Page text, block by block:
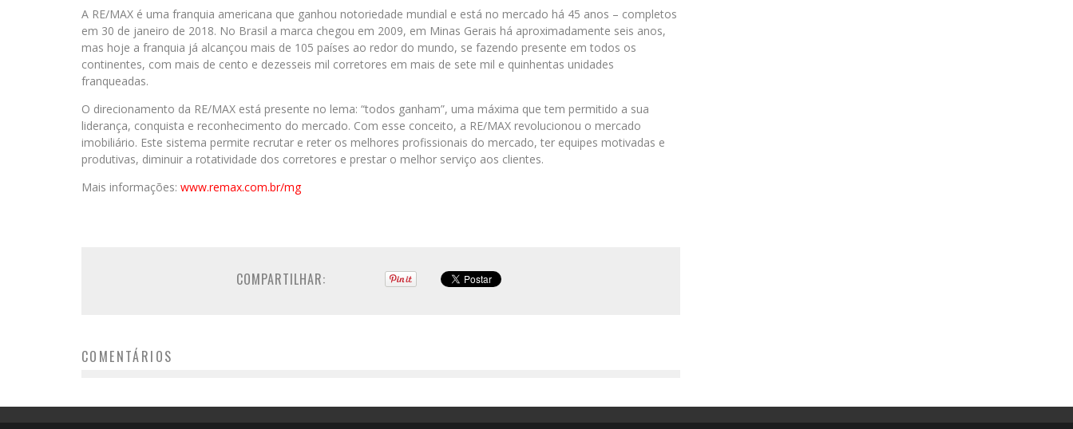
A RE/MAX é uma franquia americana que ganhou notoriedade mundial e está no mercado há 45 anos – completos
em 30 de janeiro de 2018. No Brasil a marca chegou em 2009, em Minas Gerais há aproximadamente seis anos,
mas hoje a franquia já alcançou mais de 105 países ao redor do mundo, se fazendo presente em todos os
continentes, com mais de cento e dezesseis mil corretores em mais de sete mil e quinhentas unidades
franqueadas.
O direcionamento da RE/MAX está presente no lema: “todos ganham”, uma máxima que tem permitido a sua
liderança, conquista e reconhecimento do mercado. Com esse conceito, a RE/MAX revolucionou o mercado
imobiliário. Este sistema permite recrutar e reter os melhores profissionais do mercado, ter equipes motivadas e
produtivas, diminuir a rotatividade dos corretores e prestar o melhor serviço aos clientes.
Mais informações: www.remax.com.br/mg
COMPARTILHAR:
COMENTÁRIOS